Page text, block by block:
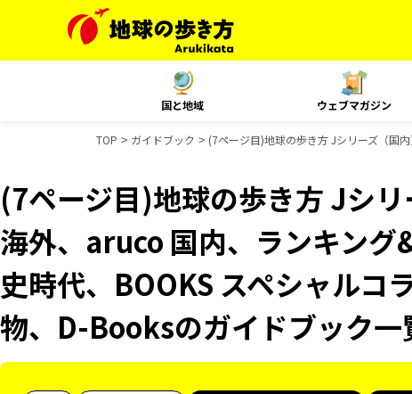
国と地域 ウェブマガジン
TOP ガイドブック (7ページ目)地球の歩き方 Jシリーズ（国
(7ページ目)地球の歩き方 Jシ
海外、aruco 国内、ランキング
史時代、BOOKS スペシャルコ
物、D-Booksのガイドブック一